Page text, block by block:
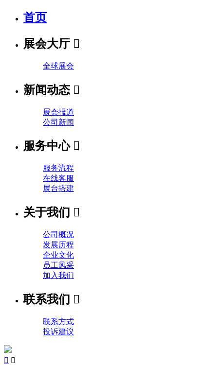
首页
展会大厅 
全球展会
新闻动态 
展会报道
公司新闻
服务中心 
服务流程
在线客服
展台搭建
关于我们 
公司概况
发展历程
企业文化
员工风采
加入我们
联系我们 
联系方式
投诉建议
 